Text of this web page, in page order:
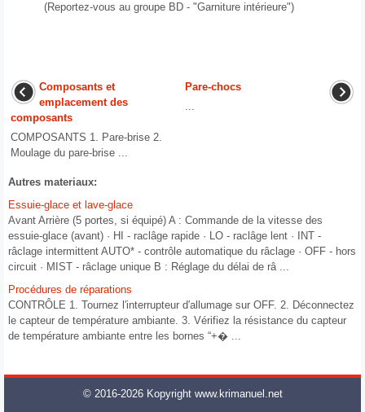
(Reportez-vous au groupe BD - "Garniture intérieure")
Composants et
emplacement des
composants
COMPOSANTS 1. Pare-brise 2.
Moulage du pare-brise ...
Pare-chocs
...
Autres materiaux:
Essuie-glace et lave-glace
Avant Arrière (5 portes, si équipé) A : Commande de la vitesse des
essuie-glace (avant) · HI - raclâge rapide · LO - raclâge lent · INT -
râclage intermittent AUTO* - contrôle automatique du râclage · OFF - hors
circuit · MIST - râclage unique B : Réglage du délai de râ ...
Procédures de réparations
CONTRÔLE 1. Tournez l′interrupteur d′allumage sur OFF. 2. Déconnectez
le capteur de température ambiante. 3. Vérifiez la résistance du capteur
de température ambiante entre les bornes “+� ...
© 2016-2026 Kopyright www.krimanuel.net